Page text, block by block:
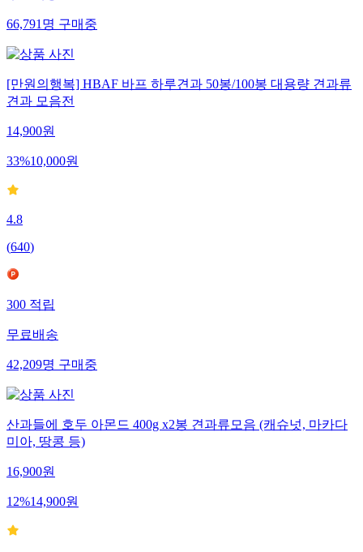
66,791 명 구매중
[만원의행복] HBAF 바프 하루견과 50봉/100봉 대용량 견과류
견과 모음전
14,900원
33%10,000원
4.8
(640)
300 적립
무료배송
42,209명 구매중
산과들에 호두 아몬드 400g x2봉 견과류모음 (캐슈넛, 마카다
미아, 땅콩 등)
16,900원
12%14,900원